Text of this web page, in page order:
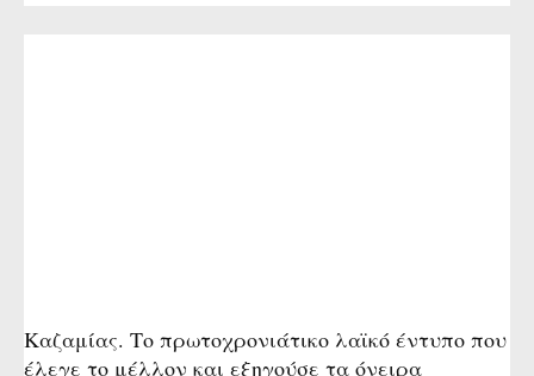
Καζαμίας. Το πρωτοχρονιάτικο λαϊκό έντυπο που
έλεγε το μέλλον και εξηγούσε τα όνειρα